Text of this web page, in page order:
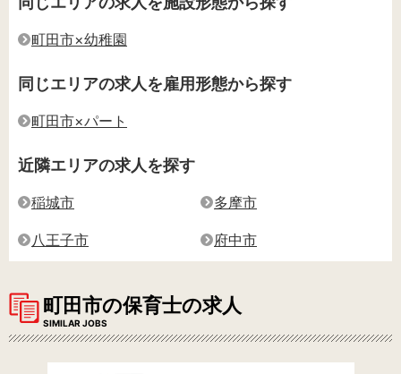
町田市×幼稚園
同じエリアの求人を雇用形態から探す
町田市×パート
近隣エリアの求人を探す
稲城市 多摩市
八王子市 府中市
町田市の保育士の求人
SIMILAR JOBS